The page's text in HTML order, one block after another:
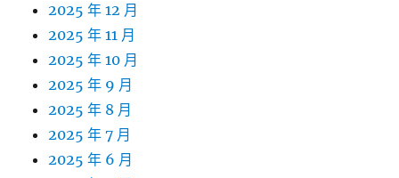
2025 年 12 月
2025 年 11 月
2025 年 10 月
2025 年 9 月
2025 年 8 月
2025 年 7 月
2025 年 6 月